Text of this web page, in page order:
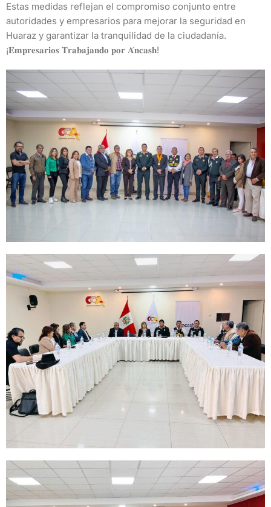
Estas medidas reflejan el compromiso conjunto entre
autoridades y empresarios para mejorar la seguridad en
Huaraz y garantizar la tranquilidad de la ciudadanía.
¡𝐄𝐦𝐩𝐫𝐞𝐬𝐚𝐫𝐢𝐨𝐬 𝐓𝐫𝐚𝐛𝐚𝐣𝐚𝐧𝐝𝐨 𝐩𝐨𝐫 𝐀́𝐧𝐜𝐚𝐬𝐡!